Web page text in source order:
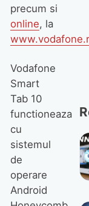
precum si
online, la
Vodafone
Smart
Tab 10
functioneaza
cu
sistemul
de
operare
Android